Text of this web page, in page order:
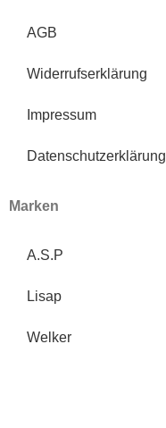
AGB
Widerrufserklärung
Impressum
Datenschutzerklärung
Marken
A.S.P
Lisap
Welker